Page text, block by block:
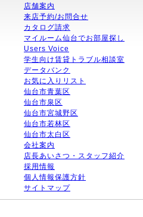
店舗案内
来店予約/お問合せ
カタログ請求
マイルーム仙台でお部屋探し
Users Voice
学生向け賃貸トラブル相談室
データバンク
お気に入りリスト
仙台市青葉区
仙台市泉区
仙台市宮城野区
仙台市若林区
仙台市太白区
会社案内
店長あいさつ・スタッフ紹介
採用情報
個人情報保護方針
サイトマップ